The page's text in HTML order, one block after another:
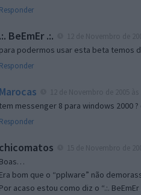
Responder
.:. BeEmEr .:.
para podermos usar esta beta temos
Responder
Marocas
tem messenger 8 para windows 2000
Responder
chicomatos
Boas…
Era bom que o “pplware” não
Por acaso estou como diz o “.:.